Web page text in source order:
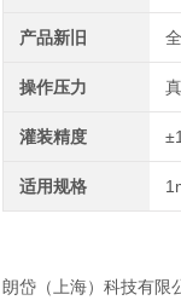
产品新旧
操作压力
灌装精度
适用规格
朗岱（上海）科技有限